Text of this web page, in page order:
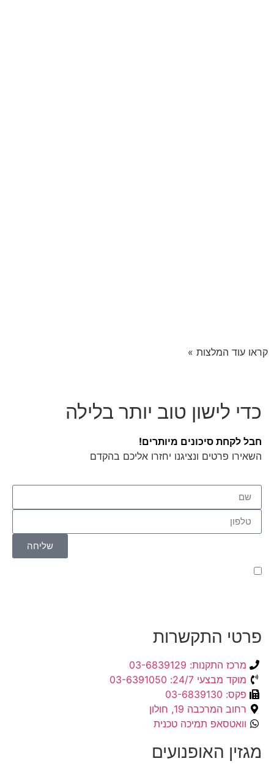
קראו עוד המלצות »
כדי לישון טוב יותר בלילה
חבל לקחת סיכונים מיותרים!
השאירו פרטים ונציגנו יחזרו אליכם בהקדם
שליחה
פרטי התקשרות
מרכז התקנות: 03-6839129
מוקד מבצעי 24/7: 03-6391050
פקס: 03-6839130
רחוב המרכבה 19, חולון
וואטסאפ תמיכה טכנית
מגזין האופנועים